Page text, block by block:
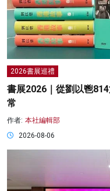
2026書展巡禮
書展2026｜從劉以鬯
常
作者: 本社編輯部
2026-08-06